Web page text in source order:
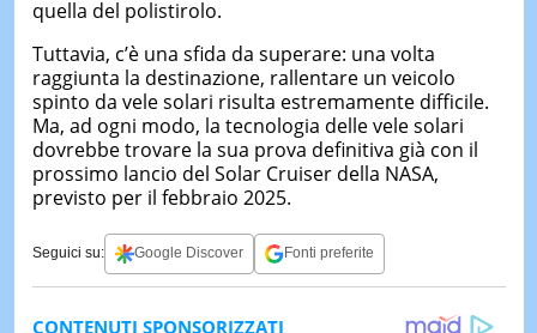
quella del polistirolo.
Tuttavia, c’è una sfida da superare: una volta
raggiunta la destinazione, rallentare un veicolo
spinto da vele solari risulta estremamente difficile.
Ma, ad ogni modo, la tecnologia delle vele solari
dovrebbe trovare la sua prova definitiva già con il
prossimo lancio del Solar Cruiser della NASA,
previsto per il febbraio 2025.
Seguici su: Google Discover Fonti preferite